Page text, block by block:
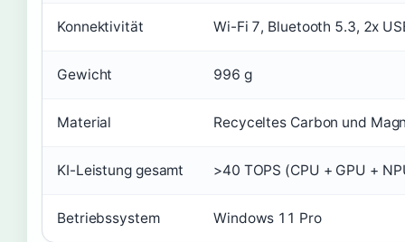
Konnektivität Wi-Fi 7, Bluetooth 5.3, 2x
Gewicht 996 g
Material Recyceltes Carbon und
KI-Leistung gesamt >40 TOPS (CPU + GPU +
Betriebssystem Windows 11 Pro